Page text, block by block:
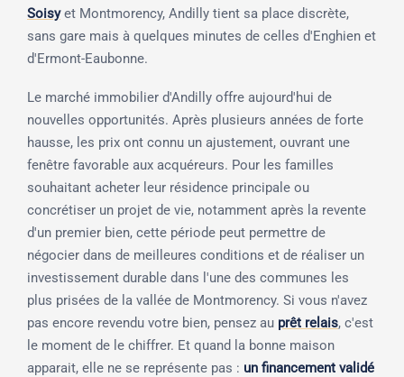
Soisyet Montmorency, Andilly tient sa place discrète,
sans gare mais à quelques minutes de celles d'Enghien et
d'Ermont-Eaubonne.
Le marché immobilier d'Andilly offre aujourd'hui de
nouvelles opportunités. Après plusieurs années de forte
hausse, les prix ont connu un ajustement, ouvrant une
fenêtre favorable aux acquéreurs. Pour les familles
souhaitant acheter leur résidence principale ou
concrétiser un projet de vie, notamment après la revente
d'un premier bien, cette période peut permettre de
négocier dans de meilleures conditions et de réaliser un
investissement durable dans l'une des communes les
plus prisées de la vallée de Montmorency. Si vous n'avez
pas encore revendu votre bien, pensez au prêt relais, c'est
le moment de le chiffrer. Et quand la bonne maison
apparait, elle ne se représente pas : un financement validé